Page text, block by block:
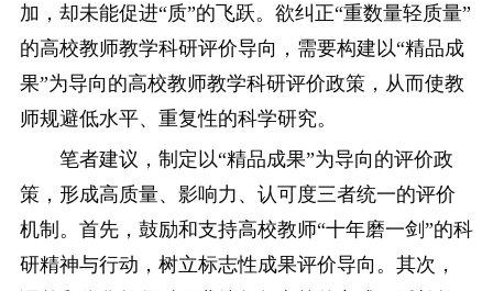
加，却未能促进“质”的飞跃。欲纠正“重数量轻质量”
的高校教师教学科研评价导向，需要构建以“精品成
果”为导向的高校教师教学科研评价政策，从而使教
师规避低水平、重复性的科学研究。
笔者建议，制定以“精品成果”为导向的评价政
策，形成高质量、影响力、认可度三者统一的评价
机制。首先，鼓励和支持高校教师“十年磨一剑”的科
研精神与行动，树立标志性成果评价导向。其次，